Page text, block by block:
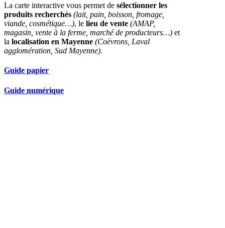
La carte interactive vous permet de sélectionner les
produits recherchés (lait, pain, boisson, fromage,
viande, cosmétique…), le lieu de vente (AMAP,
magasin, vente à la ferme, marché de producteurs…) et
la localisation en Mayenne (Coëvrons, Laval
agglomération, Sud Mayenne).
Guide papier
Guide numérique